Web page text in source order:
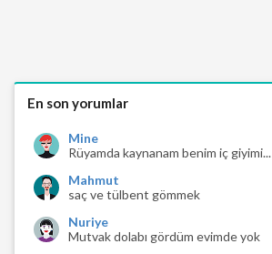
En son yorumlar
Mine
Rüyamda kaynanam benim iç giyimi...
Mahmut
saç ve tülbent gömmek
Nuriye
Mutvak dolabı gördüm evimde yok